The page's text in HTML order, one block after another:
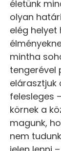
életünk
olyan
elég
mintha
tengerével
elárasztjuk
felesleges
körnek a
magunk,
nem